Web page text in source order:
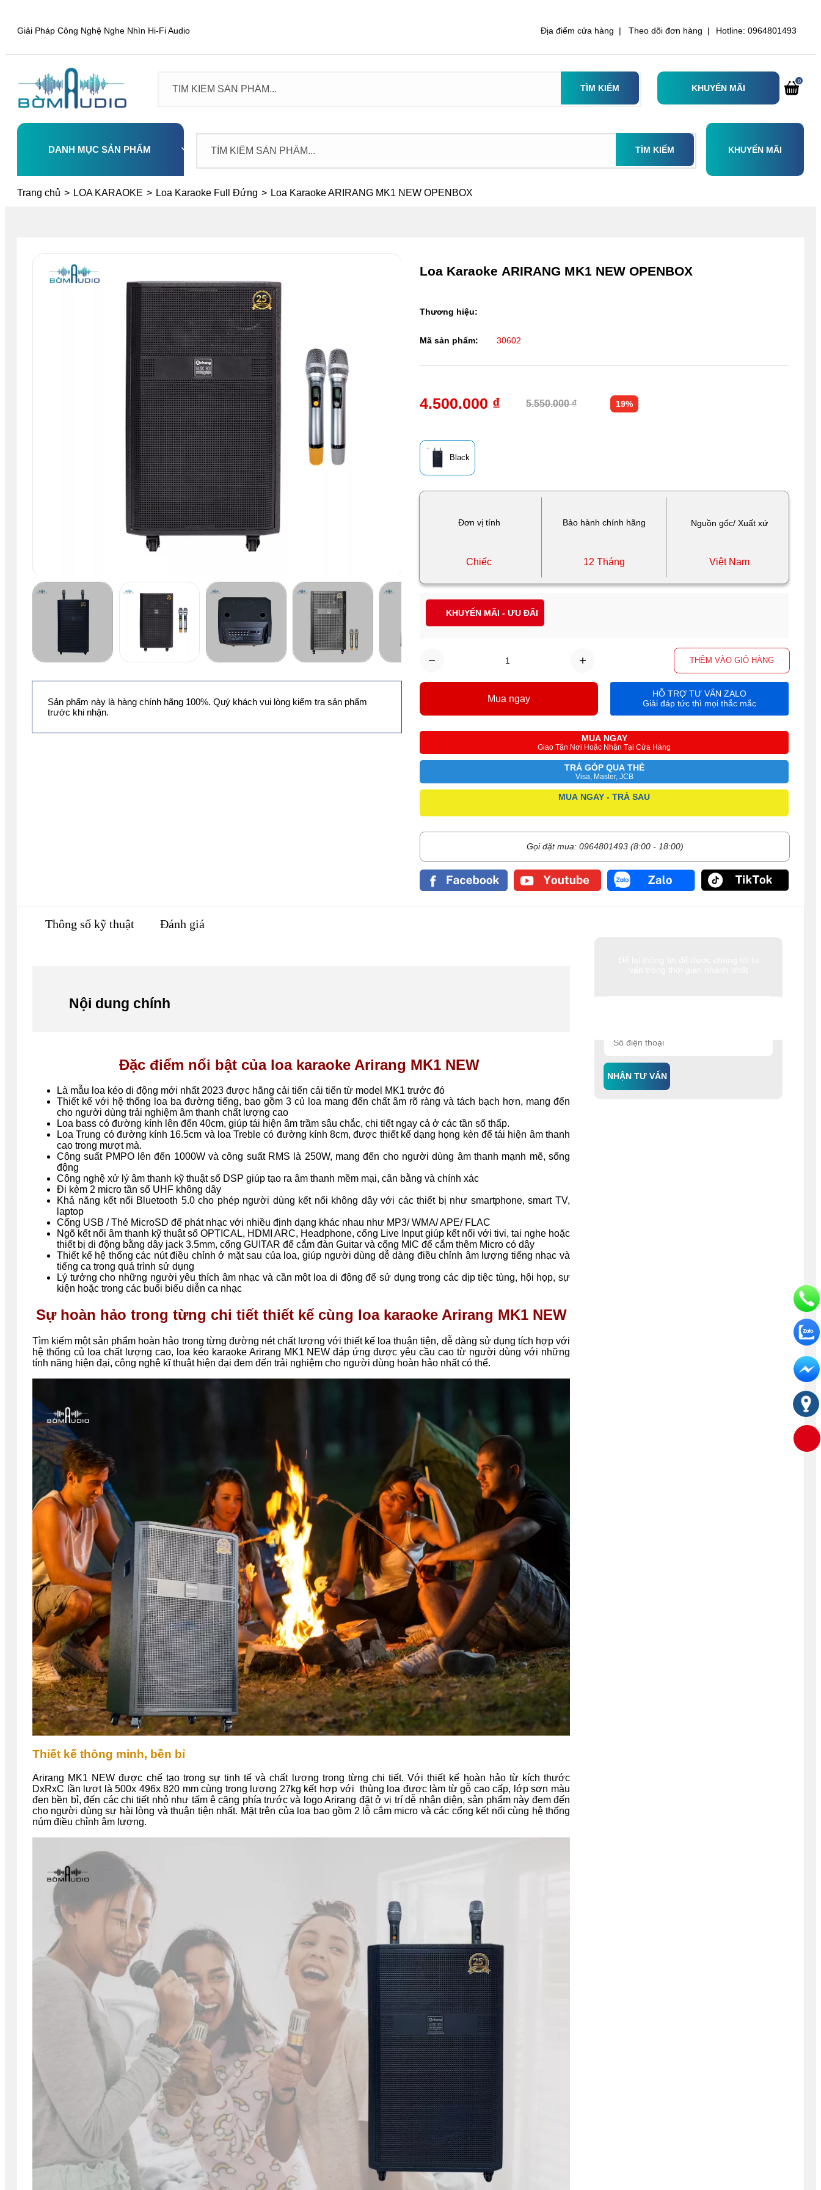
Giải Pháp Công Nghệ Nghe Nhìn Hi-Fi Audio Địa điểm cửa hàng | Theo dõi đơn hàng | Hotline: 0964801493
TÌM KIẾM KHUYẾN MÃI
0
DANH MỤC SẢN PHẨM
Select TÌM KIẾM KHUYẾN MÃI
Trang chủ > LOA KARAOKE > Loa Karaoke Full Đứng > Loa Karaoke ARIRANG MK1 NEW OPENBOX
Đơn vị tính Bảo hành chính hãng Nguồn gốc/ Xuất xứ
Chiếc 12 Tháng Việt Nam
Loa Karaoke ARIRANG MK1 NEW OPENBOX
Black
THÊM VÀO GIỎ HÀNG
MUA NGAY
Giao Tận Nơi Hoặc Nhận Tại Cửa Hàng
TRẢ GÓP QUA THẺ
Visa, Master, JCB
MUA NGAY - TRẢ SAU
Gọi đặt mua: 0964801493 (8:00 - 18:00)
4.500.000 ₫ 5.550.000 ₫ 19%
Thương hiệu:
Mã sản phẩm: 30602
Mua ngay
HỖ TRỢ TƯ VẤN ZALO
Giải đáp tức thì mọi thắc mắc
KHUYẾN MÃI - ƯU ĐÃI
Sản phẩm này là hàng chính hãng 100%. Quý khách vui lòng kiểm tra sản phẩm
trước khi nhận.
NHẬN TƯ VẤN
Thông số kỹ thuật Đánh giá
Nội dung chính
Đặc điểm nổi bật của loa karaoke Arirang MK1 NEW
Là mẫu loa kéo di động mới nhất 2023 được hãng cải tiến cải tiến từ model MK1 trước đó
Thiết kế với hệ thống loa ba đường tiếng, bao gồm 3 củ loa mang đến chất âm rõ ràng và tách bạch hơn, mang đến
cho người dùng trải nghiệm âm thanh chất lượng cao
Loa bass có đường kính lên đến 40cm, giúp tái hiện âm trầm sâu chắc, chi tiết ngay cả ở các tần số thấp.
Loa Trung có đường kính 16.5cm và loa Treble có đường kính 8cm, được thiết kế dạng họng kèn để tái hiện âm thanh
cao trong mượt mà.
Công suất PMPO lên đến 1000W và công suất RMS là 250W, mang đến cho người dùng âm thanh mạnh mẽ, sống
động
Công nghệ xử lý âm thanh kỹ thuật số DSP giúp tạo ra âm thanh mềm mại, cân bằng và chính xác
Đi kèm 2 micro tần số UHF không dây
Khả năng kết nối Bluetooth 5.0 cho phép người dùng kết nối không dây với các thiết bị như smartphone, smart TV,
laptop
Cổng USB / Thẻ MicroSD để phát nhạc với nhiều định dạng khác nhau như MP3/ WMA/ APE/ FLAC
Ngõ kết nối âm thanh kỹ thuật số OPTICAL, HDMI ARC, Headphone, cổng Live Input giúp kết nối với tivi, tai nghe hoặc
thiết bị di động bằng dây jack 3.5mm, cổng GUITAR để cắm đàn Guitar và cổng MIC để cắm thêm Micro có dây
Thiết kế hệ thống các nút điều chỉnh ở mặt sau của loa, giúp người dùng dễ dàng điều chỉnh âm lượng tiếng nhạc và
tiếng ca trong quá trình sử dụng
Lý tưởng cho những người yêu thích âm nhạc và cần một loa di động để sử dụng trong các dịp tiệc tùng, hội họp, sự
kiện hoặc trong các buổi biểu diễn ca nhạc
Sự hoàn hảo trong từng chi tiết thiết kế cùng loa karaoke Arirang MK1 NEW
Tìm kiếm một sản phẩm hoàn hảo trong từng đường nét chất lượng với thiết kế loa thuận tiện, dễ dàng sử dụng tích hợp với
hệ thống củ loa chất lượng cao, loa kéo karaoke Arirang MK1 NEW đáp ứng được yêu cầu cao từ người dùng với những
tính năng hiện đại, công nghệ kĩ thuật hiện đại đem đến trải nghiệm cho người dùng hoàn hảo nhất có thể.
Thiết kế thông minh, bền bỉ
Arirang MK1 NEW được chế tạo trong sự tinh tế và chất lượng trong từng chi tiết. Với thiết kế hoàn hảo từ kích thước
DxRxC lần lượt là 500x 496x 820 mm cùng trọng lượng 27kg kết hợp với thùng loa được làm từ gỗ cao cấp, lớp sơn màu
đen bền bỉ, đến các chi tiết nhỏ như tấm ê căng phía trước và logo Arirang đặt ở vị trí dễ nhận diện, sản phẩm này đem đến
cho người dùng sự hài lòng và thuận tiện nhất. Mặt trên của loa bao gồm 2 lỗ cắm micro và các cổng kết nối cùng hệ thống
núm điều chỉnh âm lượng.